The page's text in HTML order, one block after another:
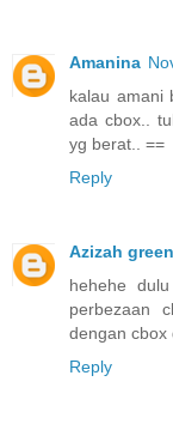
Amanina
kalau amani
ada cbox..
yg berat.. ==
Reply
Azizah
hehehe
perbezaan
dengan cbox
Reply